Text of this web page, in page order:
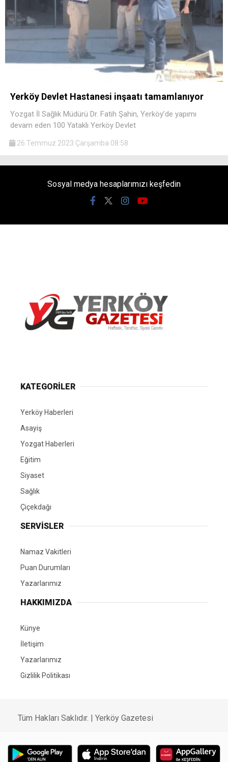
Yerköy Devlet Hastanesi inşaatı tamamlanıyor
Yozgat İl Sağlık Müdürü Dr. Fatih Şahin, Yerköy’de yapımı
devam eden 100 Yataklı Yerköy Devlet
26 Temmuz 2023 Çarşamba 08:58
Sosyal medya hesaplarımızı keşfedin
KATEGORİLER
Yerköy Haberleri
Asayiş
Yozgat Haberleri
Eğitim
Siyaset
Sağlık
Çiçekdağı
SERVİSLER
Namaz Vakitleri
Puan Durumları
Yazarlarımız
HAKKIMIZDA
Künye
İletişim
Yazarlarımız
Gizlilik Politikası
Tüm Hakları Saklıdır. | Yerköy Gazetesi